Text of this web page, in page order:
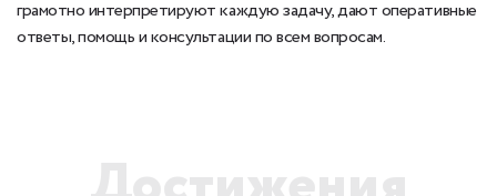
грамотно интерпретируют каждую задачу, дают оперативные
ответы, помощь и консультации по всем вопросам.